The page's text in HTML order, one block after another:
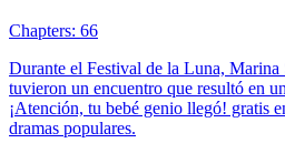
Chapters: 66
Durante el Festival de la Luna,
tuvieron un encuentro que resultó en
¡Atención, tu bebé genio llegó! gratis
dramas populares.